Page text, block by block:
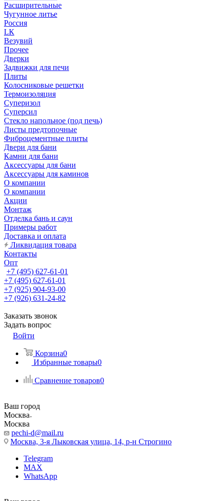
Расширительные
Чугунное литье
Россия
LК
Везувий
Прочее
Дверки
Задвижки для печи
Плиты
Колосниковые решетки
Термоизоляция
Суперизол
Суперсил
Стекло напольное (под печь)
Листы предтопочные
Фиброцементные плиты
Двери для бани
Камни для бани
Аксессуары для бани
Аксессуары для каминов
О компании
О компании
Акции
Монтаж
Отделка бань и саун
Примеры работ
Доставка и оплата
Ликвидация товара
Контакты
Опт
+7 (495) 627-61-01
+7 (495) 627-61-01
+7 (925) 904-93-00
+7 (926) 631-24-82
Заказать звонок
Задать вопрос
Войти
Корзина0
Избранные товары0
Сравнение товаров0
Ваш город
Москва
Москва
pechi-d@mail.ru
Москва, 3-я Лыковская улица, 14, р-н Строгино
Telegram
MAX
WhatsApp